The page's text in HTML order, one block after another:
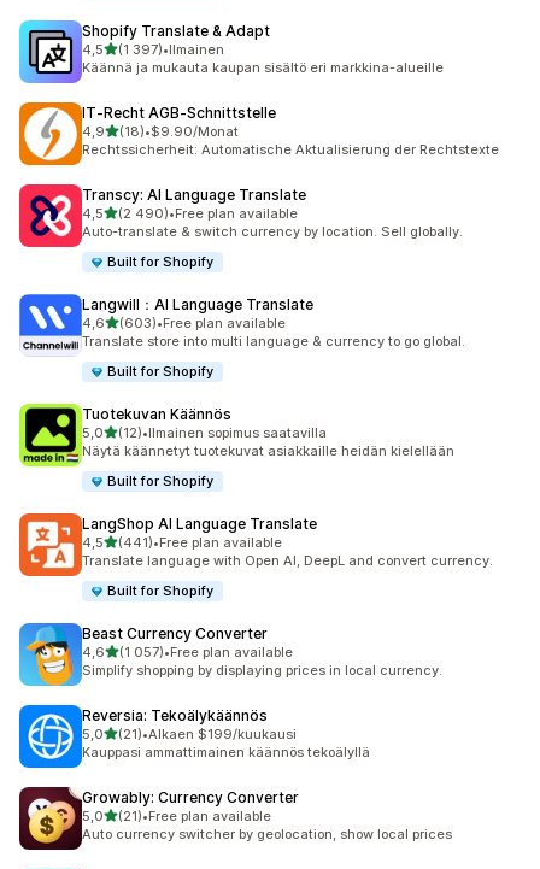
Shopify Translate & Adapt
4,5/ 5 tähteä
(1 397)
1397 arvostelua yhteensä
•Ilmainen
Käännä ja mukauta kaupan sisältö eri markkina-alueille
IT‑Recht AGB‑Schnittstelle
4,9/ 5 tähteä
(18)
18 arvostelua yhteensä
•$9.90/Monat
Rechtssicherheit: Automatische Aktualisierung der Rechtstexte
Transcy: AI Language Translate
4,5/ 5 tähteä
(2 490)
2490 arvostelua yhteensä
•Free plan available
Auto-translate & switch currency by location. Sell globally.
Built for Shopify
Langwill：AI Language Translate
4,6/ 5 tähteä
(603)
603 arvostelua yhteensä
•Free plan available
Translate store into multi language & currency to go global.
Built for Shopify
Tuotekuvan Käännös
5,0/ 5 tähteä
(12)
12 arvostelua yhteensä
•Ilmainen sopimus saatavilla
Näytä käännetyt tuotekuvat asiakkaille heidän kielellään
Built for Shopify
LangShop AI Language Translate
4,5/ 5 tähteä
(441)
441 arvostelua yhteensä
•Free plan available
Translate language with Open AI, DeepL and convert currency.
Built for Shopify
Beast Currency Converter
4,6/ 5 tähteä
(1 057)
1057 arvostelua yhteensä
•Free plan available
Simplify shopping by displaying prices in local currency.
Reversia: Tekoälykäännös
5,0/ 5 tähteä
(21)
21 arvostelua yhteensä
•Alkaen $199/kuukausi
Kauppasi ammattimainen käännös tekoälyllä
Growably: Currency Converter
5,0/ 5 tähteä
(21)
21 arvostelua yhteensä
•Free plan available
Auto currency switcher by geolocation, show local prices